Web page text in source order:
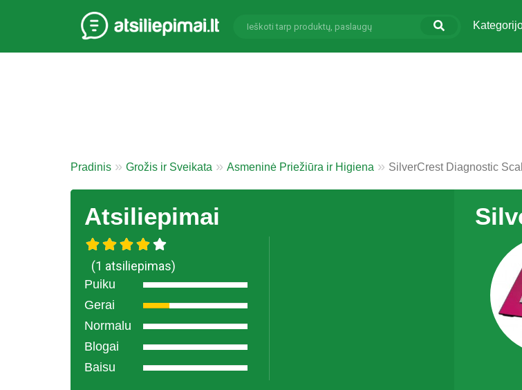
Pradinis Grožis ir Sveikata Asmeninė Priežiūra ir Higiena SilverCrest Diagnostic
Atsiliepimai
(1 atsiliepimas)
Puiku
Gerai
Normalu
Blogai
Baisu